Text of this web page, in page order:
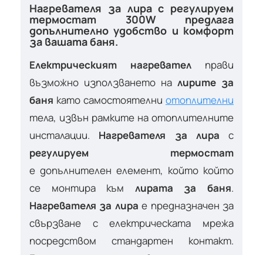
Нагревателя за лира с регулируем
термостат 300W предлага
допълнително удобство и комфорт
за вашата баня.
Електрическият нагревател прави
възможно използването на лирите за
баня като самостоятелни отоплителни
тела, извън рамките на отоплителните
инсталации. Нагревателя за лира с
регулируем термостат
е допълнителен елемент, който който
се монтира към лирата за баня.
Нагревателя за лира е предназначен за
свързване с електрическата мрежа
посредством стандартен контакт.